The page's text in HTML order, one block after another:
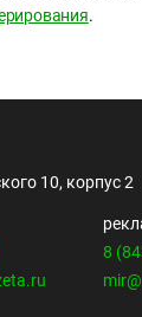
.
10, корпус 2
8